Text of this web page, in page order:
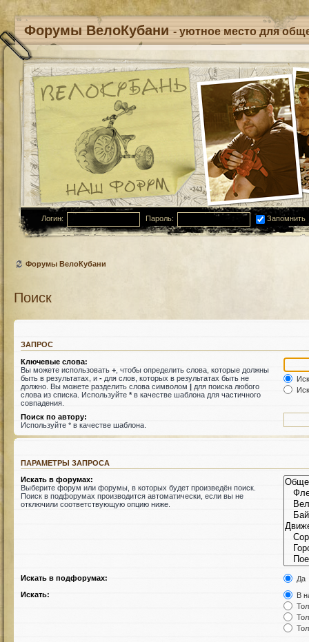
Форумы ВелоКубани - уютное место для
Логин: Пароль: Запомнить
Форумы ВелоКубани
Поиск
ЗАПРОС
Ключевые слова:
Вы можете использовать + , чтобы определить слова, которые должны
быть в результатах, и - для слов, которых в результатах быть не
должно. Вы можете разделить слова символом | для поиска любого
слова из списка. Используйте *в качестве шаблона для частичного
совпадения.
Поиск по автору:
Используйте * в качестве шаблона.
ПАРАМЕТРЫ ЗАПРОСА
Искать в форумах:
Выберите форум или форумы, в которых будет произведён поиск.
Поиск в подфорумах производится автоматически, если вы не
отключили соответствующую опцию ниже.
Искать в подфорумах:
Да
Искать:
В